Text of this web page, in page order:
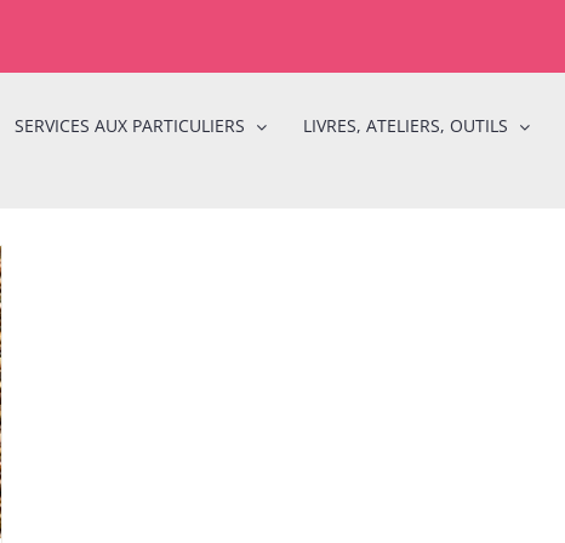
SERVICES AUX PARTICULIERS LIVRES, ATELIERS, OUTILS